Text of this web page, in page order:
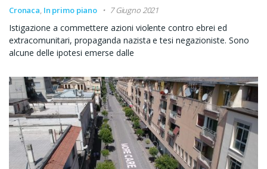
Cronaca, In primo piano 7 Giugno 2021
Istigazione a commettere azioni violente contro ebrei ed
extracomunitari, propaganda nazista e tesi negazioniste. Sono
alcune delle ipotesi emerse dalle